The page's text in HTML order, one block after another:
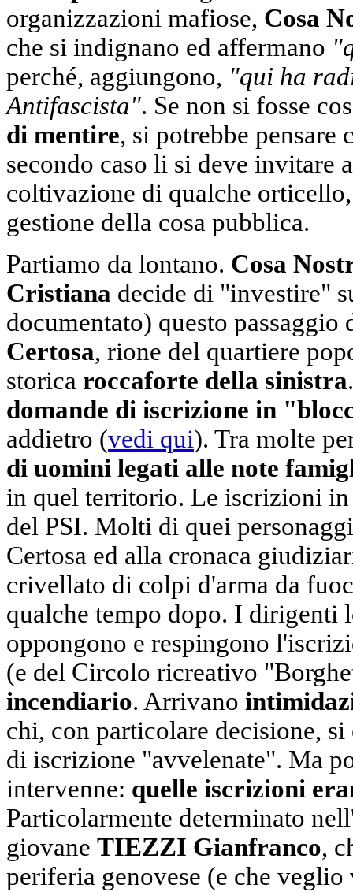
organizzazioni mafiose, Cosa
che si indignano ed affermano
perché, aggiungono, "qui ha
Antifascista". Se non si fosse
di mentire, si potrebbe pensare
secondo caso li si deve invitare
coltivazione di qualche
gestione della cosa pubblica.
Partiamo da lontano. Cosa
Cristiana decide di "investire"
documentato) questo
Certosa, rione del quartiere
storica roccaforte della sinistra
domande di iscrizione in
addietro (vedi qui). Tra molte
di uomini legati alle note
in quel territorio. Le iscrizioni
del PSI. Molti di quei
Certosa ed alla cronaca
crivellato di colpi d'arma da
qualche tempo dopo. I dirigenti
oppongono e respingono
(e del Circolo ricreativo
incendiario. Arrivano
chi, con particolare decisione,
di iscrizione "avvelenate". Ma
intervenne: quelle iscrizioni
Particolarmente determinato
giovane TIEZZI Gianfranco,
periferia genovese (e che